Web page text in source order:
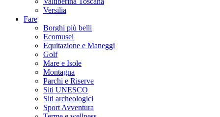
Versilia
Fare
Borghi più belli
Ecomusei
Equitazione e Maneggi
Golf
Mare e Isole
Montagna
Parchi e Riserve
Siti UNESCO
Siti archeologici
Sport Avventura